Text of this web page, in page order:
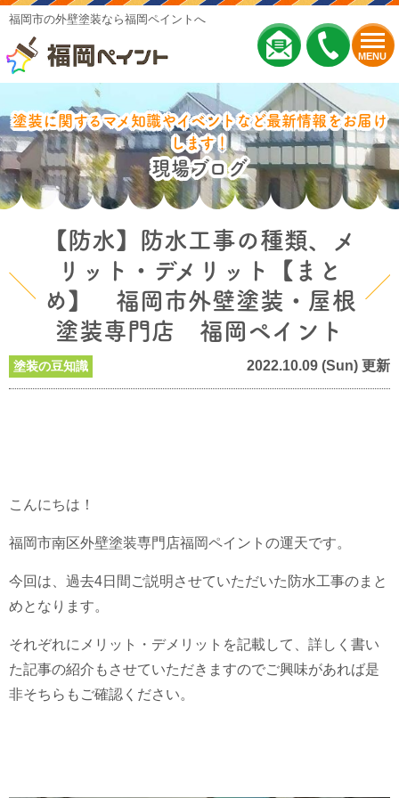
MENU
福岡市の外壁塗装なら福岡ペイントへ
塗装に関するマメ知識やイベントなど最新情報をお届け
します！
現場ブログ
【防水】防水工事の種類、メ
リット・デメリット【まと
め】 福岡市外壁塗装・屋根
塗装専門店 福岡ペイント
塗装の豆知識 2022.10.09 (Sun) 更新
こんにちは！
福岡市南区外壁塗装専門店福岡ペイントの運天です。
今回は、過去4日間ご説明させていただいた防水工事のまと
めとなります。
それぞれにメリット・デメリットを記載して、詳しく書い
た記事の紹介もさせていただきますのでご興味があれば是
非そちらもご確認ください。